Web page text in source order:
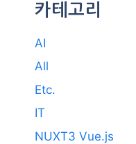
카테고리
AI
All
Etc.
IT
NUXT3 Vue.js